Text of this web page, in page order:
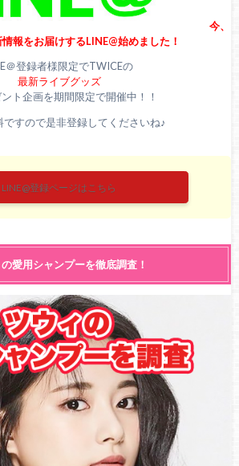
今、
報をお届けするLINE@始めました！
＠登録者様限定でTWICEの
最新ライブグッズ
ト企画を期間限定で開催中！！
ですので是非登録してくださいね♪
LINE@登録ページはこちら
愛用シャンプーを徹底調査！